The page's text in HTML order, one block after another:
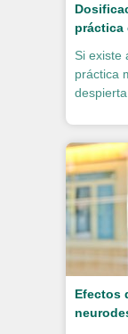
práctica
Si existe
práctica
despierta
Efectos